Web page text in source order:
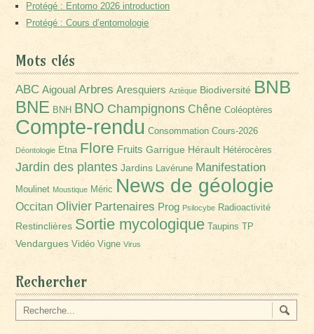
Protégé : Entomo 2026 introduction
Protégé : Cours d’entomologie
Mots clés
ABC Aigoual Arbres Aresquiers Aztèque Biodiversité BNB
BNE BNH BNO Champignons Chêne Coléoptères
Compte-rendu Consommation Cours-2026
Déontologie Etna Flore Fruits Garrigue Hérault Hétérocères
Jardin des plantes Jardins Lavérune Manifestation
Moulinet Moustique Méric News de géologie
Occitan Olivier Partenaires Prog Psilocybe Radioactivité
Restinclières Sortie mycologique Taupins TP
Vendargues Vidéo Vigne Virus
Rechercher